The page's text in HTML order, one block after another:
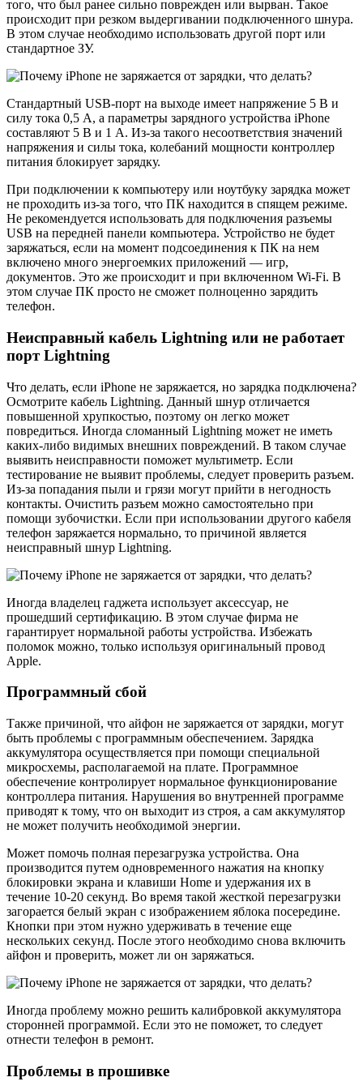
того, что был ранее сильно поврежден или вырван. Такое
происходит при резком выдергивании подключенного шнура.
В этом случае необходимо использовать другой порт или
стандартное ЗУ.
Стандартный USB-порт на выходе имеет напряжение 5 В и
силу тока 0,5 А, а параметры зарядного устройства iPhone
составляют 5 В и 1 А. Из-за такого несоответствия значений
напряжения и силы тока, колебаний мощности контроллер
питания блокирует зарядку.
При подключении к компьютеру или ноутбуку зарядка может
не проходить из-за того, что ПК находится в спящем режиме.
Не рекомендуется использовать для подключения разъемы
USB на передней панели компьютера. Устройство не будет
заряжаться, если на момент подсоединения к ПК на нем
включено много энергоемких приложений — игр,
документов. Это же происходит и при включенном Wi-Fi. В
этом случае ПК просто не сможет полноценно зарядить
телефон.
Неисправный кабель Lightning или не работает
порт Lightning
Что делать, если iPhone не заряжается, но зарядка подключена?
Осмотрите кабель Lightning. Данный шнур отличается
повышенной хрупкостью, поэтому он легко может
повредиться. Иногда сломанный Lightning может не иметь
каких-либо видимых внешних повреждений. В таком случае
выявить неисправности поможет мультиметр. Если
тестирование не выявит проблемы, следует проверить разъем.
Из-за попадания пыли и грязи могут прийти в негодность
контакты. Очистить разъем можно самостоятельно при
помощи зубочистки. Если при использовании другого кабеля
телефон заряжается нормально, то причиной является
неисправный шнур Lightning.
Иногда владелец гаджета использует аксессуар, не
прошедший сертификацию. В этом случае фирма не
гарантирует нормальной работы устройства. Избежать
поломок можно, только используя оригинальный провод
Apple.
Программный сбой
Также причиной, что айфон не заряжается от зарядки, могут
быть проблемы с программным обеспечением. Зарядка
аккумулятора осуществляется при помощи специальной
микросхемы, располагаемой на плате. Программное
обеспечение контролирует нормальное функционирование
контроллера питания. Нарушения во внутренней программе
приводят к тому, что он выходит из строя, а сам аккумулятор
не может получить необходимой энергии.
Может помочь полная перезагрузка устройства. Она
производится путем одновременного нажатия на кнопку
блокировки экрана и клавиши Home и удержания их в
течение 10-20 секунд. Во время такой жесткой перезагрузки
загорается белый экран с изображением яблока посередине.
Кнопки при этом нужно удерживать в течение еще
нескольких секунд. После этого необходимо снова включить
айфон и проверить, может ли он заряжаться.
Иногда проблему можно решить калибровкой аккумулятора
сторонней программой. Если это не поможет, то следует
отнести телефон в ремонт.
Проблемы в прошивке